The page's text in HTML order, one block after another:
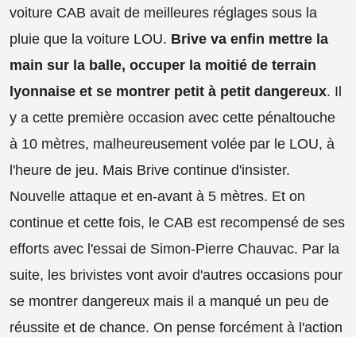
voiture CAB avait de meilleures réglages sous la
pluie que la voiture LOU. Brive va enfin mettre la
main sur la balle, occuper la moitié de terrain
lyonnaise et se montrer petit à petit dangereux. Il
y a cette première occasion avec cette pénaltouche
à 10 mètres, malheureusement volée par le LOU, à
l'heure de jeu. Mais Brive continue d'insister.
Nouvelle attaque et en-avant à 5 mètres. Et on
continue et cette fois, le CAB est recompensé de ses
efforts avec l'essai de Simon-Pierre Chauvac. Par la
suite, les brivistes vont avoir d'autres occasions pour
se montrer dangereux mais il a manqué un peu de
réussite et de chance. On pense forcément à l'action